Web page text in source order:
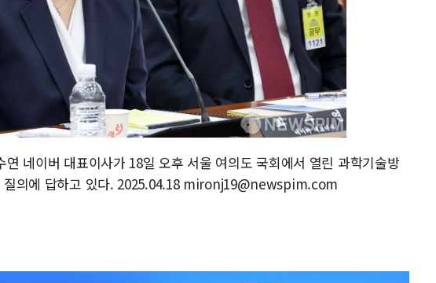
이란와이어 "이란 최고지도자 위독…곧 사망해도 놀랍지 않아"
네이버 대표이사가 18일 오후 서울 여의도 국회에서 열린 과학기술방
질의에 답하고 있다. 2025.04.18 mironj19@newspim.com